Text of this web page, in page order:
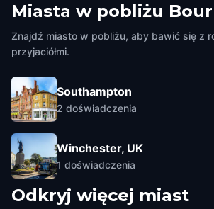
Miasta w pobliżu
Znajdź miasto w pobliżu, aby bawić się z
przyjaciółmi.
Southampton
2 doświadczenia
Winchester, UK
1 doświadczenia
Odkryj więcej miast